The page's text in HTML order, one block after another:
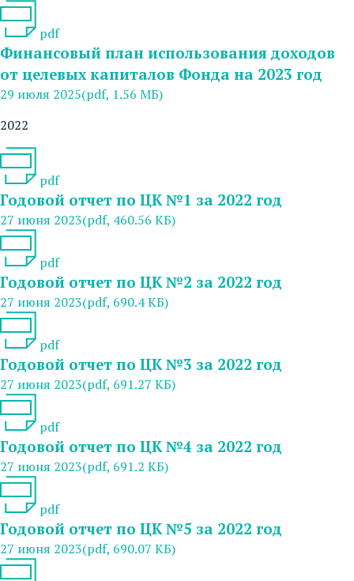
pdf
Финансовый план использования доходов
от целевых капиталов Фонда на 2023 год
29 июля 2025(pdf, 1.56 МБ)
2022
pdf
Годовой отчет по ЦК №1 за 2022 год
27 июня 2023(pdf, 460.56 КБ)
pdf
Годовой отчет по ЦК №2 за 2022 год
27 июня 2023(pdf, 690.4 КБ)
pdf
Годовой отчет по ЦК №3 за 2022 год
27 июня 2023(pdf, 691.27 КБ)
pdf
Годовой отчет по ЦК №4 за 2022 год
27 июня 2023(pdf, 691.2 КБ)
pdf
Годовой отчет по ЦК №5 за 2022 год
27 июня 2023(pdf, 690.07 КБ)